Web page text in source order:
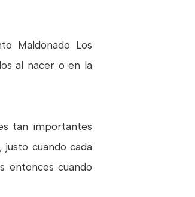
Maldonado Los
al nacer o en la
tan importantes
cuando cada
entonces cuando